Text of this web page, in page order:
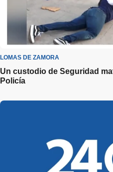
LOMAS DE ZAMORA
Un custodio de Seguridad
Policía